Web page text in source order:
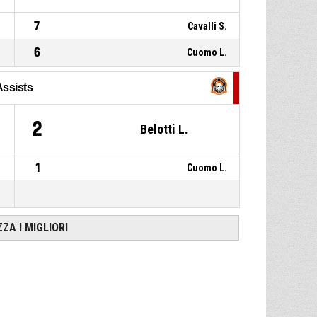
7 Cavalli S.
6 Cuomo L.
2 Belotti L.
1 Cuomo L.
I MIGLIORI